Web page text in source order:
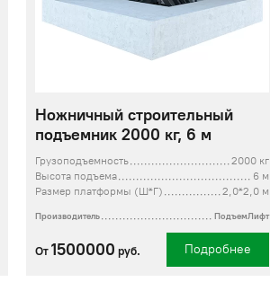
Ножничный строительный
подъемник 2000 кг, 6 м
Грузоподъемность
2000 кг
Высота подъема
6 м
Размер платформы (Ш*Г)
2,0*2,0 м
Производитель ПодъемЛифт
От 1500000 руб. Подробнее